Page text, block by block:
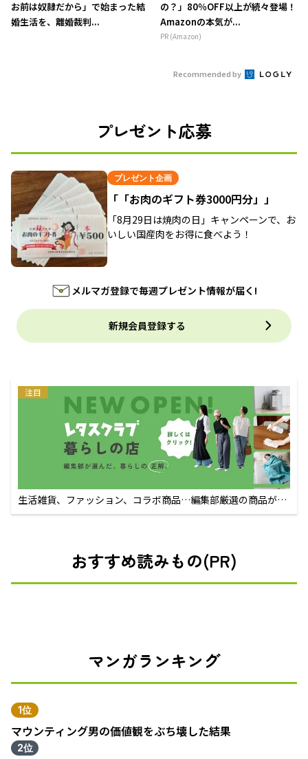
お前は奴隷だから」で始まった結
婚生活を、離婚裁判...
の？」80％OFF以上が続々登場！
Amazonの本気が...
PR (Amazon)
Recommended by
プレゼント応募
プレゼント企画
「「お肉のギフト券3000円分」」
「8月29日は焼肉の日」キャンペーンで、お
いしい国産肉をお得に食べよう！
メルマガ登録で毎週プレゼント情報が届く!
新規会員登録する
注目
生活雑貨、ファッション、コラボ商品…編集部厳選の商品が買
えるECサイト
おすすめ読みもの(PR)
マンガランキング
1位
マウンティング男の価値観をぶち壊した結果
2位